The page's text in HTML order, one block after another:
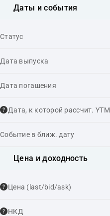
Даты и события
Статус
Дата выпуска
Дата погашения
Дата, к которой рассчит. YTM
Событие в ближ. дату
Цена и доходность
Цена (last/bid/ask)
НКД